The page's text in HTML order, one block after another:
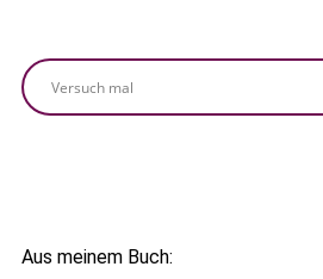
Aus meinem Buch: